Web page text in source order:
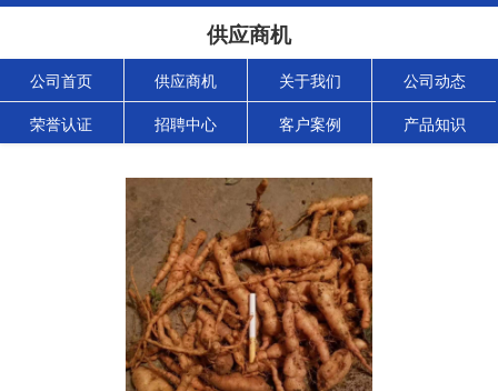
供应商机
公司首页 供应商机 关于我们 公司动态
荣誉认证 招聘中心 客户案例 产品知识